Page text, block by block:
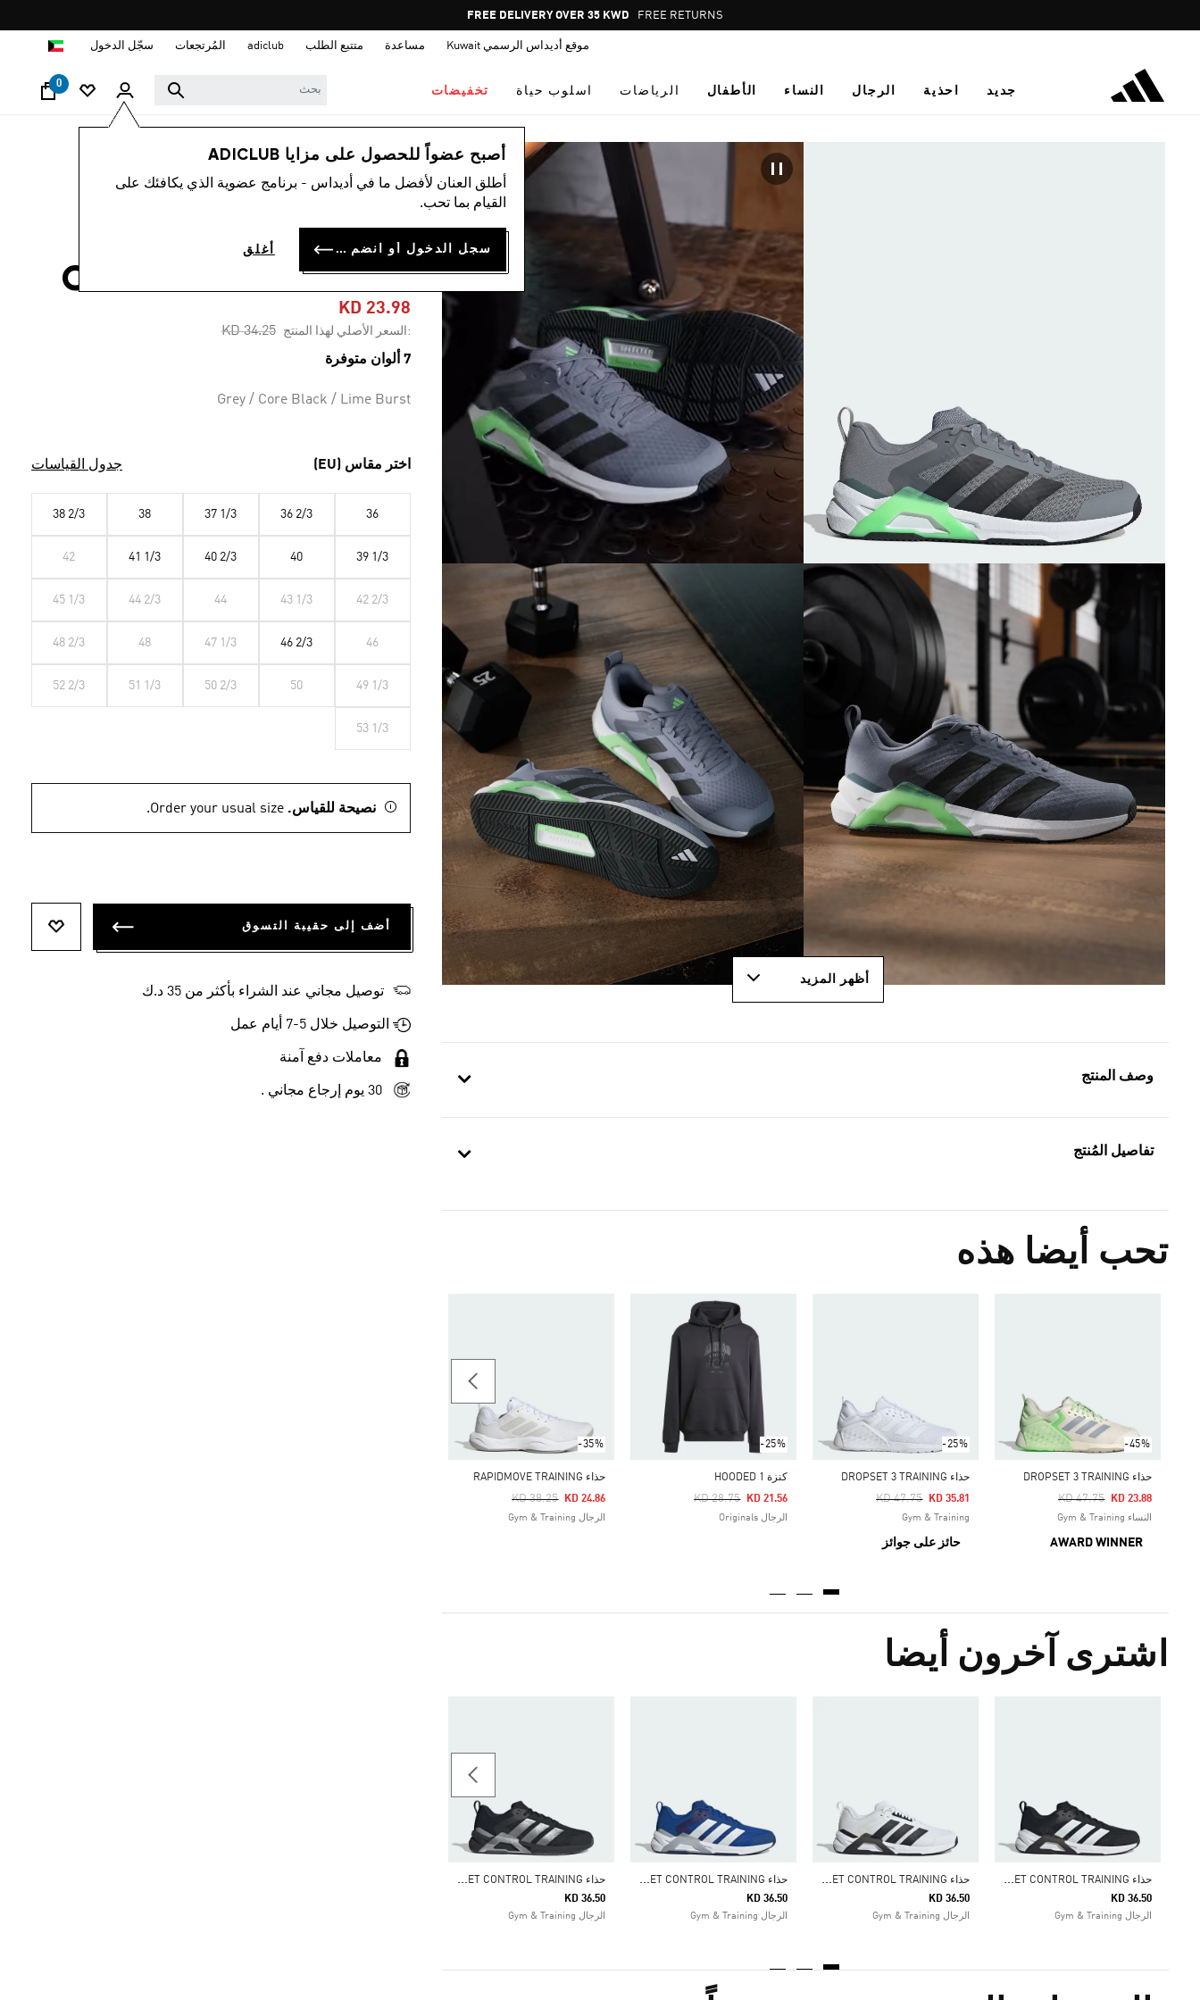
Pause
promotion
FREE RETURNS
موقع أديداس الرسمي Kuwait مساعدة متتبع الطلب adiclub المُرتجعات سجّل الدخول
جديد احذية الرجال النساء الأطفال الرياضات اسلوب حياة تخفيضات
0
أصبح عضواً للحصول على مزايا ADICLUB
أطلق العنان لأفضل ما في أديداس - برنامج عضوية الذي يكافئك على
القيام بما تحب.
سجل الدخول أو انضم الآن أغلق
أظهر المزيد
وصف المنتج
تفاصيل المُنتج
تحب أيضا هذه
-45%
حذاء DROPSET 3 TRAINING
Price Reduced From
KD 47.75
To KD 23.88
النساء Gym & Training
AWARD WINNER
-25%
حذاء DROPSET 3 TRAINING
Price Reduced From
KD 47.75
To KD 35.81
Gym & Training
حائز على جوائز
-25%
كنزة HOODED 1
Price Reduced From
KD 28.75
To KD 21.56
الرجال Originals
-35%
حذاء RAPIDMOVE TRAINING
Price Reduced From
KD 38.25
To KD 24.86
الرجال Gym & Training
اشترى آخرون أيضا
ح
ذاء DROPSET CONTROL TRAINING
KD 36.50
الرجال Gym & Training
ح
ذاء DROPSET CONTROL TRAINING
KD 36.50
الرجال Gym & Training
ح
ذاء DROPSET CONTROL TRAINING
KD 36.50
الرجال Gym & Training
ح
ذاء DROPSET CONTROL TRAINING
KD 36.50
الرجال Gym & Training
الرجال أحذية
حذاء DROPSET
CONTROL TRAINING
KD 23.98
:السعر الأصلي لهذا المنتج Price reduced from
KD 34.25
to
7 ألوان متوفرة
Grey / Core Black / Lime Burst
اختر مقاس (EU) جدول القياسات
36
36 2/3
37 1/3
38
38 2/3
39 1/3
40
40 2/3
41 1/3
42
42 2/3
43 1/3
44
44 2/3
45 1/3
46
46 2/3
47 1/3
48
48 2/3
49 1/3
50
50 2/3
51 1/3
52 2/3
53 1/3
نصيحة للقياس.Order your usual size.
أضف إلى حقيبة التسوق
توصيل مجاني عند الشراء بأكثر من 35 د.ك
التوصيل خلال 5-7 أيام عمل
معاملات دفع آمنة
30 يوم إرجاع مجاني .